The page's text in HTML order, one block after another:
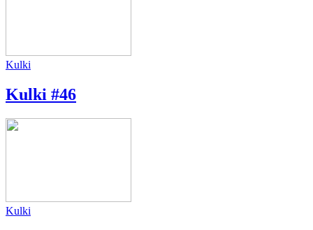
Kulki
Kulki #46
Kulki